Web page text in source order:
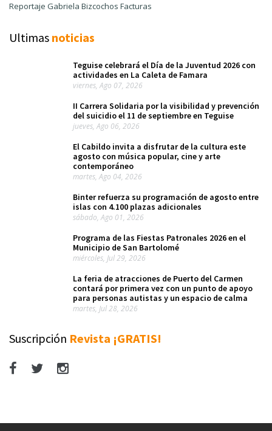
Reportaje Gabriela Bizcochos Facturas
Ultimas noticias
Teguise celebrará el Día de la Juventud 2026 con
actividades en La Caleta de Famara
viernes, Ago 07, 2026
II Carrera Solidaria por la visibilidad y prevención
del suicidio el 11 de septiembre en Teguise
jueves, Ago 06, 2026
El Cabildo invita a disfrutar de la cultura este
agosto con música popular, cine y arte
contemporáneo
martes, Ago 04, 2026
Binter refuerza su programación de agosto entre
islas con 4.100 plazas adicionales
sábado, Ago 01, 2026
Programa de las Fiestas Patronales 2026 en el
Municipio de San Bartolomé
miércoles, Jul 29, 2026
La feria de atracciones de Puerto del Carmen
contará por primera vez con un punto de apoyo
para personas autistas y un espacio de calma
martes, Jul 28, 2026
Suscripción Revista ¡GRATIS!